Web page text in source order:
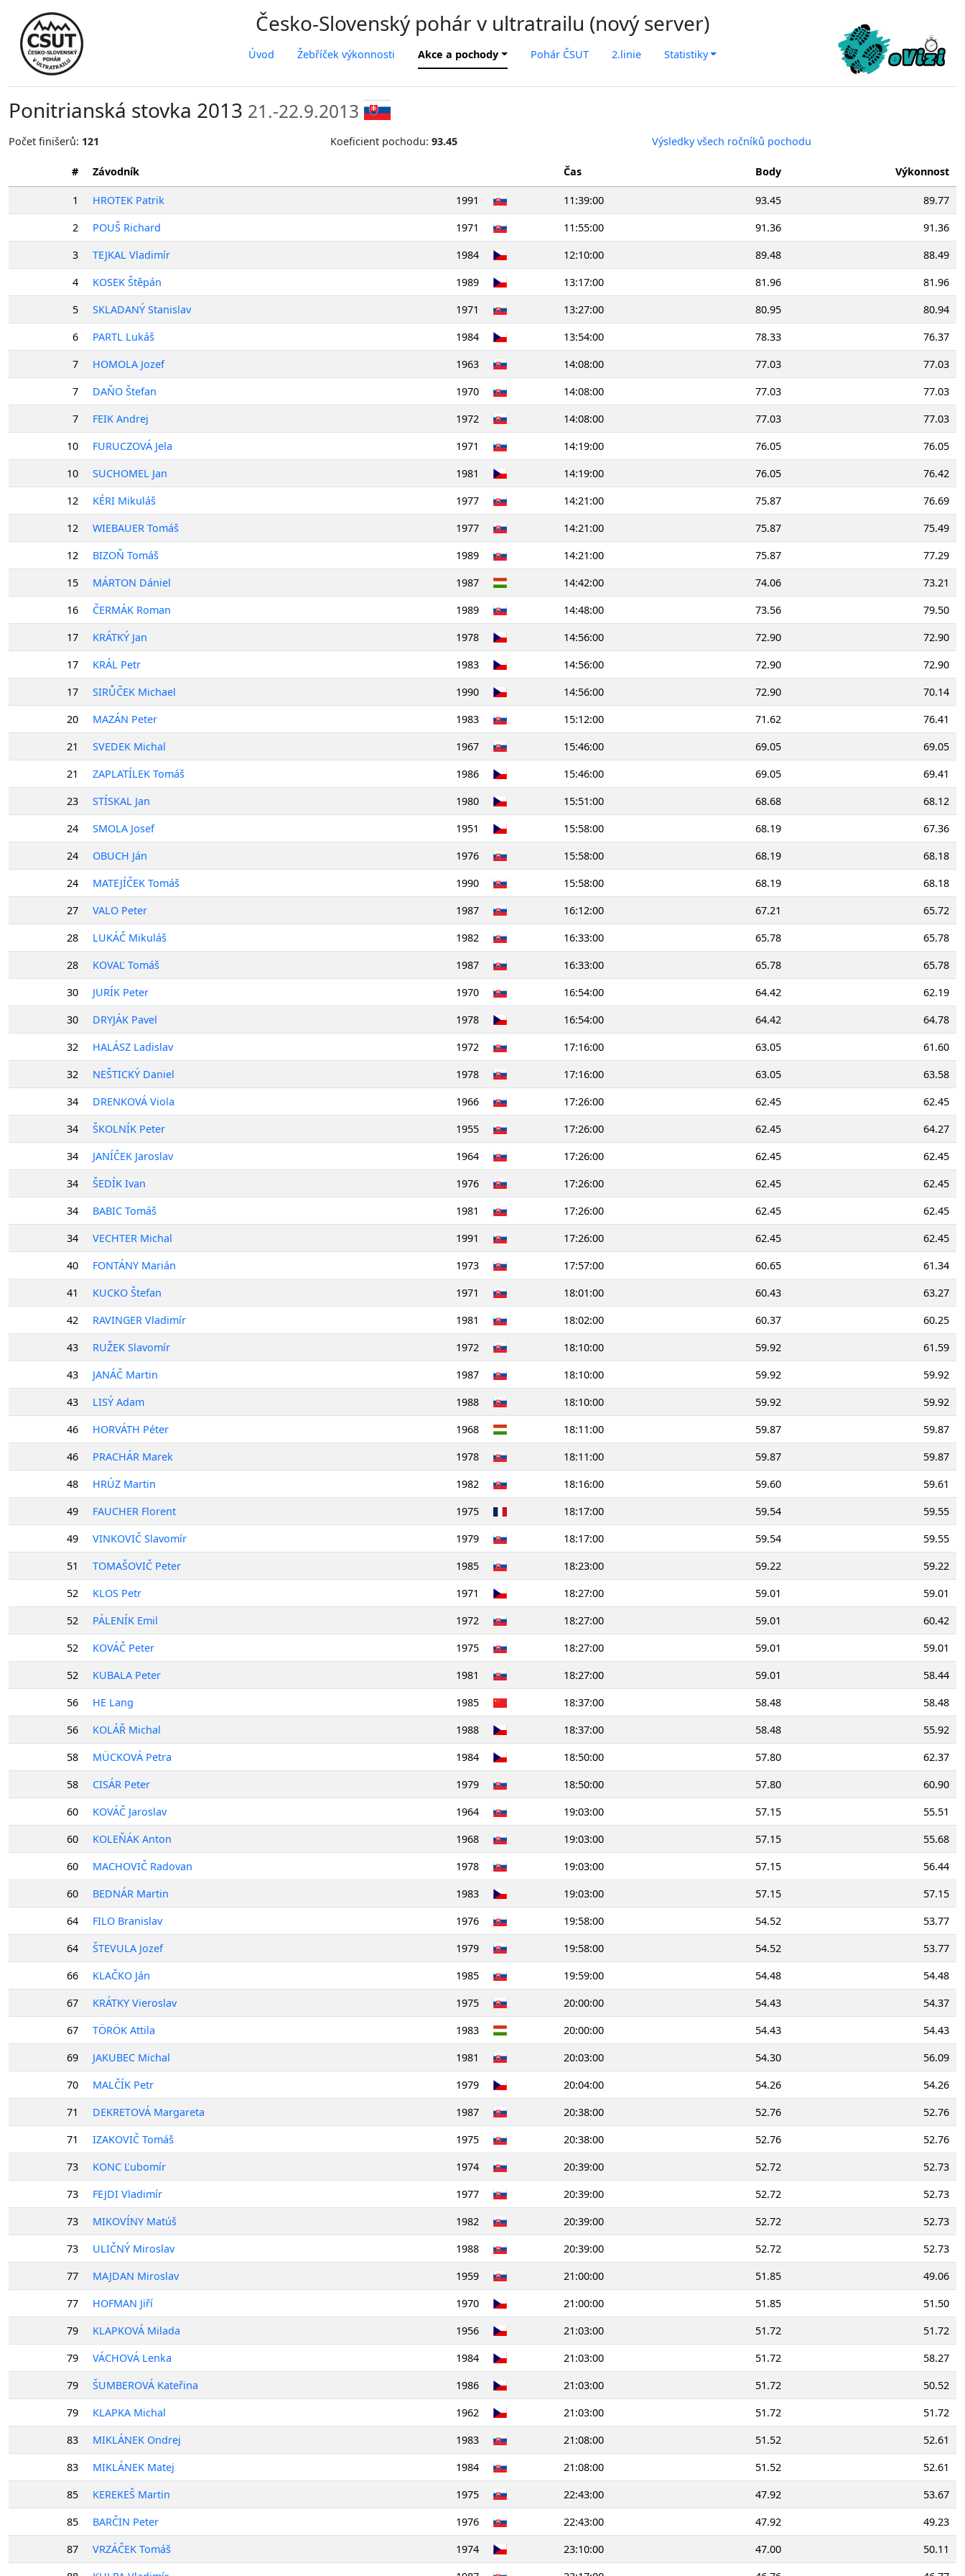
Česko-Slovenský pohár v ultratrailu (nový server)
Úvod Žebříček výkonnosti Akce a pochody Pohár ČSUT 2.linie Statistiky
Ponitrianská stovka 2013 21.-22.9.2013
Počet finišerů: 121 Koeficient pochodu: 93.45 Výsledky všech ročníků pochodu
# Závodník Čas Body Výkonnost
1 HROTEK Patrik 1991 11:39:00 93.45
89.77
2
POUŠ Richard 1971 11:55:00 91.36
91.36
3
TEJKAL Vladimír 1984 12:10:00 89.48
88.49
4
KOSEK Štěpán 1989 13:17:00 81.96
81.96
5
SKLADANÝ Stanislav 1971 13:27:00 80.95
80.94
6
PARTL Lukáš 1984 13:54:00 78.33
76.37
7
HOMOLA Jozef 1963 14:08:00 77.03
77.03
7
DAŇO Štefan 1970 14:08:00 77.03
77.03
7
FEIK Andrej 1972 14:08:00 77.03
77.03
10
FURUCZOVÁ Jela 1971 14:19:00 76.05
76.05
10
SUCHOMEL Jan 1981 14:19:00 76.05
76.42
12
KÉRI Mikuláš 1977 14:21:00 75.87
76.69
12
WIEBAUER Tomáš 1977 14:21:00 75.87
75.49
12
BIZOŇ Tomáš 1989 14:21:00 75.87
77.29
15
MÁRTON Dániel 1987 14:42:00 74.06
73.21
16
ČERMÁK Roman 1989 14:48:00 73.56
79.50
17
KRÁTKÝ Jan 1978 14:56:00 72.90
72.90
17
KRÁL Petr 1983 14:56:00 72.90
72.90
17
SIRŮČEK Michael 1990 14:56:00 72.90
70.14
20
MAZÁN Peter 1983 15:12:00 71.62
76.41
21
SVEDEK Michal 1967 15:46:00 69.05
69.05
21
ZAPLATÍLEK Tomáš 1986 15:46:00 69.05
69.41
23
STÍSKAL Jan 1980 15:51:00 68.68
68.12
24
SMOLA Josef 1951 15:58:00 68.19
67.36
24
OBUCH Ján 1976 15:58:00 68.19
68.18
24
MATEJÍČEK Tomáš 1990 15:58:00 68.19
68.18
27
VALO Peter 1987 16:12:00 67.21
65.72
28
LUKÁČ Mikuláš 1982 16:33:00 65.78
65.78
28
KOVAĽ Tomáš 1987 16:33:00 65.78
65.78
30
JURÍK Peter 1970 16:54:00 64.42
62.19
30
DRYJÁK Pavel 1978 16:54:00 64.42
64.78
32
HALÁSZ Ladislav 1972 17:16:00 63.05
61.60
32
NEŠTICKÝ Daniel 1978 17:16:00 63.05
63.58
34
DRENKOVÁ Viola 1966 17:26:00 62.45
62.45
34
ŠKOLNÍK Peter 1955 17:26:00 62.45
64.27
34
JANÍČEK Jaroslav 1964 17:26:00 62.45
62.45
34
ŠEDÍK Ivan 1976 17:26:00 62.45
62.45
34
BABIC Tomáš 1981 17:26:00 62.45
62.45
34
VECHTER Michal 1991 17:26:00 62.45
62.45
40
FONTÁNY Marián 1973 17:57:00 60.65
61.34
41
KUCKO Štefan 1971 18:01:00 60.43
63.27
42
RAVINGER Vladimír 1981 18:02:00 60.37
60.25
43
RUŽEK Slavomír 1972 18:10:00 59.92
61.59
43
JANÁČ Martin 1987 18:10:00 59.92
59.92
43
LISÝ Adam 1988 18:10:00 59.92
59.92
46
HORVÁTH Péter 1968 18:11:00 59.87
59.87
46
PRACHÁR Marek 1978 18:11:00 59.87
59.87
48
HRÚZ Martin 1982 18:16:00 59.60
59.61
49
FAUCHER Florent 1975 18:17:00 59.54
59.55
49
VINKOVIČ Slavomír 1979 18:17:00 59.54
59.55
51
TOMAŠOVIČ Peter 1985 18:23:00 59.22
59.22
52
KLOS Petr 1971 18:27:00 59.01
59.01
52
PÁLENÍK Emil 1972 18:27:00 59.01
60.42
52
KOVÁČ Peter 1975 18:27:00 59.01
59.01
52
KUBALA Peter 1981 18:27:00 59.01
58.44
56
HE Lang 1985 18:37:00 58.48
58.48
56
KOLÁŘ Michal 1988 18:37:00 58.48
55.92
58
MÜCKOVÁ Petra 1984 18:50:00 57.80
62.37
58
CISÁR Peter 1979 18:50:00 57.80
60.90
60
KOVÁČ Jaroslav 1964 19:03:00 57.15
55.51
60
KOLEŇÁK Anton 1968 19:03:00 57.15
55.68
60
MACHOVIČ Radovan 1978 19:03:00 57.15
56.44
60
BEDNÁR Martin 1983 19:03:00 57.15
57.15
64
FILO Branislav 1976 19:58:00 54.52
53.77
64
ŠTEVULA Jozef 1979 19:58:00 54.52
53.77
66
KLAČKO Ján 1985 19:59:00 54.48
54.48
67
KRÁTKY Vieroslav 1975 20:00:00 54.43
54.37
67
TÖRÖK Attila 1983 20:00:00 54.43
54.43
69
JAKUBEC Michal 1981 20:03:00 54.30
56.09
70
MALČÍK Petr 1979 20:04:00 54.26
54.26
71
DEKRETOVÁ Margareta 1987 20:38:00 52.76
52.76
71
IZAKOVIČ Tomáš 1975 20:38:00 52.76
52.76
73
KONC Ľubomír 1974 20:39:00 52.72
52.73
73
FEJDI Vladimír 1977 20:39:00 52.72
52.73
73
MIKOVÍNY Matúš 1982 20:39:00 52.72
52.73
73
ULIČNÝ Miroslav 1988 20:39:00 52.72
52.73
77
MAJDAN Miroslav 1959 21:00:00 51.85
49.06
77
HOFMAN Jiří 1970 21:00:00 51.85
51.50
79
KLAPKOVÁ Milada 1956 21:03:00 51.72
51.72
79
VÁCHOVÁ Lenka 1984 21:03:00 51.72
58.27
79
ŠUMBEROVÁ Kateřina 1986 21:03:00 51.72
50.52
79
KLAPKA Michal 1962 21:03:00 51.72
51.72
83
MIKLÁNEK Ondrej 1983 21:08:00 51.52
52.61
83
MIKLÁNEK Matej 1984 21:08:00 51.52
52.61
85
KEREKEŠ Martin 1975 22:43:00 47.92
53.67
85
BARČIN Peter 1976 22:43:00 47.92
49.23
87
VRZÁČEK Tomáš 1974 23:10:00 47.00
50.11